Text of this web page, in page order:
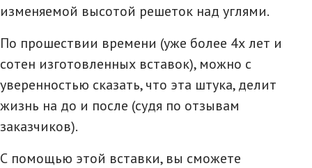
изменяемой высотой решеток над углями.
По прошествии времени (уже более 4х лет и
сотен изготовленных вставок), можно с
уверенностью сказать, что эта штука, делит
жизнь на до и после (судя по отзывам
заказчиков).
С помощью этой вставки, вы сможете